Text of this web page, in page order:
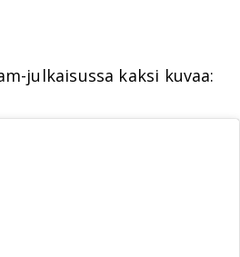
julkaisussa kaksi kuvaa: